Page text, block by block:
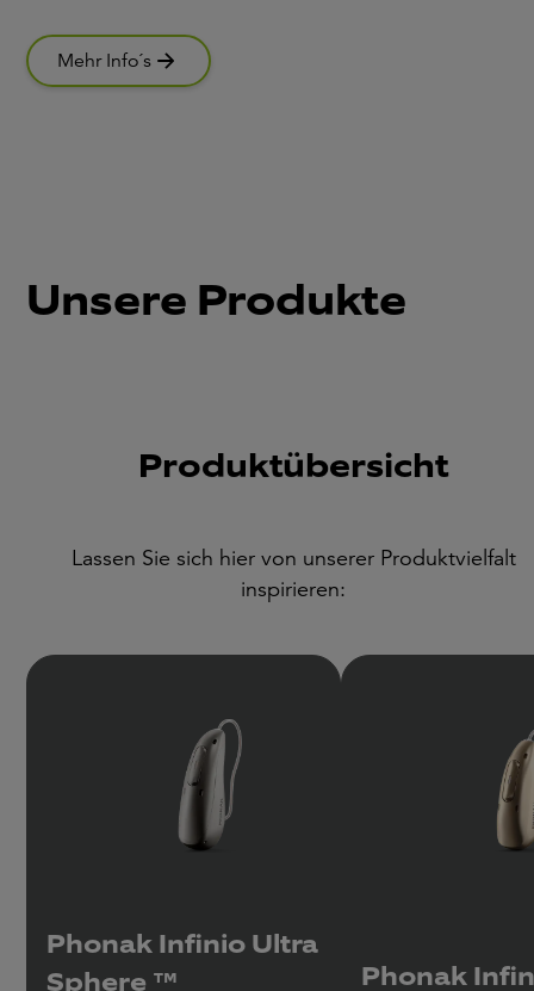
Mehr Info´s
Unsere Produkte
Produktübersicht
Lassen Sie sich hier von unserer Produktvielfalt
inspirieren:
Phonak Infinio Ultra
Sphere ™
Phonak